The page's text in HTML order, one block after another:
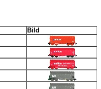
Bild